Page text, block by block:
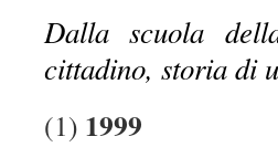
Dalla scuola
cittadino, storia di
(1) 1999